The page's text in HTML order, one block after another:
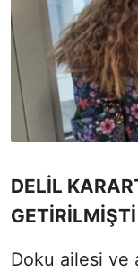
DELİL
GETİRİLMİŞTİ
Doku ailesi ve